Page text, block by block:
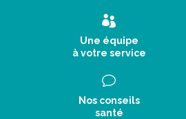
Une équipe
à votre service
Nos conseils
santé